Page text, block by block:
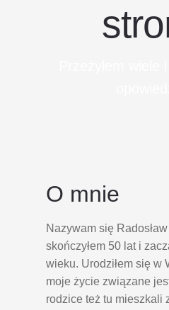
O mnie
Nazywam się
skończyłem 50 lat i
wieku. Urodziłem się w
moje życie związane
rodzice też tu mieszkali